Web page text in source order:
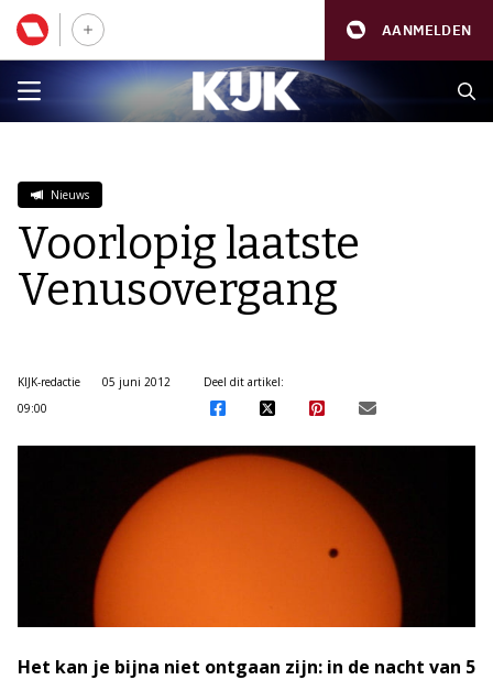
AANMELDEN
Nieuws
Voorlopig laatste
Venusovergang
KIJK-redactie
05 juni 2012
09:00
Deel dit artikel:
Het kan je bijna niet ontgaan zijn: in de nacht van 5